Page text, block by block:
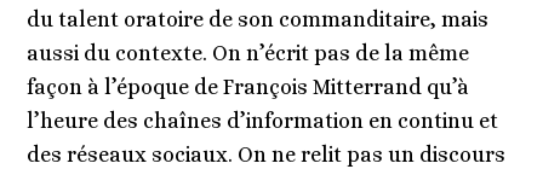
du talent oratoire de son commanditaire, mais
aussi du contexte. On n’écrit pas de la même
façon à l’époque de François Mitterrand qu’à
l’heure des chaînes d’information en continu et
des réseaux sociaux. On ne relit pas un discours